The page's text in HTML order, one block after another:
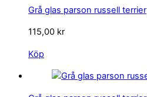
Grå glas parson russell terrier
115,00 kr
Köp